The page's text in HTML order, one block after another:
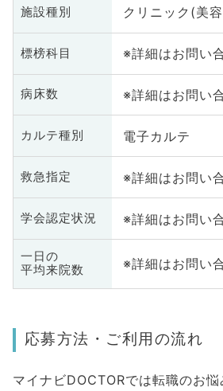
施設種別 クリニック(美容
標榜科目 ※詳細はお問い
病床数 ※詳細はお問い
カルテ種別 電子カルテ
救急指定 ※詳細はお問い
学会認定状況 ※詳細はお問い
一日の
平均来院数
※詳細はお問い
応募方法・ご利用の流れ
マイナビDOCTORでは転職のお